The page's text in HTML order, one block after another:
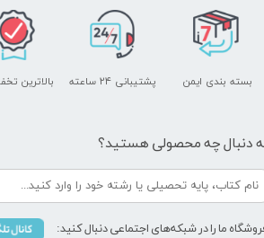
پشتیبانی ۲۴ ساعته بسته بندی ایمن بالاترین
دنبال چه محصولی هستید؟
ما را در شبکه‌های اجتماعی دنبال کنید: